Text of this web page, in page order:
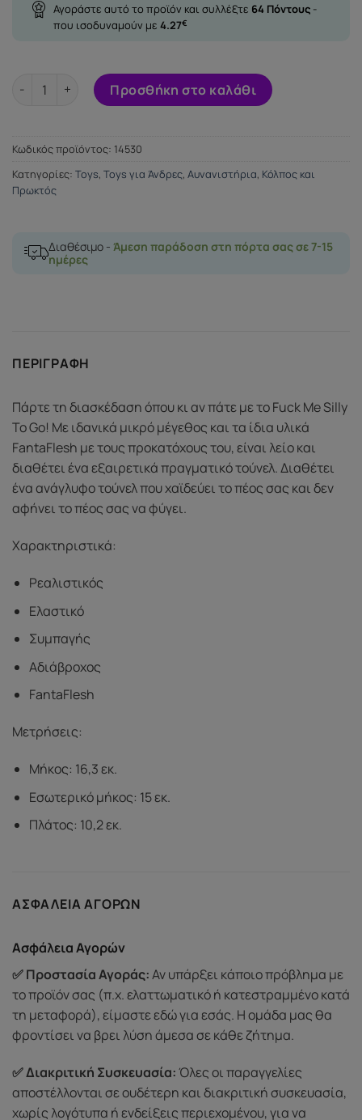
Αγοράστε αυτό το προϊόν και συλλέξτε 64 Πόντους -
που ισοδυναμούν με 4.27€
Masturbaror Anus Tight Ass Fuck Hole ποσότητα
Προσθήκη στο καλάθι
Κωδικός προϊόντος: 14530
Κατηγορίες: Toys, Toys για Άνδρες, Αυνανιστήρια, Κόλπος και
Πρωκτός
Διαθέσιμο - Άμεση παράδοση στη πόρτα σας σε 7-15
ημέρες
ΠΕΡΙΓΡΑΦΉ
Πάρτε τη διασκέδαση όπου κι αν πάτε με το Fuck Me Silly
To Go! Με ιδανικά μικρό μέγεθος και τα ίδια υλικά
FantaFlesh με τους προκατόχους του, είναι λείο και
διαθέτει ένα εξαιρετικά πραγματικό τούνελ. Διαθέτει
ένα ανάγλυφο τούνελ που χαϊδεύει το πέος σας και δεν
αφήνει το πέος σας να φύγει.
Χαρακτηριστικά:
Ρεαλιστικός
Ελαστικό
Συμπαγής
Αδιάβροχος
FantaFlesh
Μετρήσεις:
Μήκος: 16,3 εκ.
Εσωτερικό μήκος: 15 εκ.
Πλάτος: 10,2 εκ.
ΑΣΦΆΛΕΙΑ ΑΓΟΡΏΝ
Ασφάλεια Αγορών
✅ Προστασία Αγοράς:Αν υπάρξει κάποιο πρόβλημα με
το προϊόν σας (π.χ. ελαττωματικό ή κατεστραμμένο κατά
τη μεταφορά), είμαστε εδώ για εσάς. Η ομάδα μας θα
φροντίσει να βρει λύση άμεσα σε κάθε ζήτημα.
✅ Διακριτική Συσκευασία:Όλες οι παραγγελίες
αποστέλλονται σε ουδέτερη και διακριτική συσκευασία,
χωρίς λογότυπα ή ενδείξεις περιεχομένου, για να